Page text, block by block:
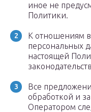
иное не
Политики.
К отношениям
персональных
настоящей
Все
обработкой и
Оператором